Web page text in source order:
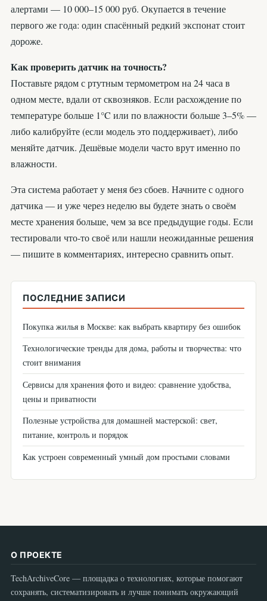
алертами — 10 000–15 000 руб. Окупается в течение
первого же года: один спасённый редкий экспонат стоит
дороже.
Как проверить датчик на точность?
Поставьте рядом с ртутным термометром на 24 часа в
одном месте, вдали от сквозняков. Если расхождение по
температуре больше 1°C или по влажности больше 3–5% —
либо калибруйте (если модель это поддерживает), либо
меняйте датчик. Дешёвые модели часто врут именно по
влажности.
Эта система работает у меня без сбоев. Начните с одного
датчика — и уже через неделю вы будете знать о своём
месте хранения больше, чем за все предыдущие годы. Если
тестировали что-то своё или нашли неожиданные решения
— пишите в комментариях, интересно сравнить опыт.
ПОСЛЕДНИЕ ЗАПИСИ
Покупка жилья в Москве: как выбрать квартиру без ошибок
Технологические тренды для дома, работы и творчества: что
стоит внимания
Сервисы для хранения фото и видео: сравнение удобства,
цены и приватности
Полезные устройства для домашней мастерской: свет,
питание, контроль и порядок
Как устроен современный умный дом простыми словами
О ПРОЕКТЕ
TechArchiveCore — площадка о технологиях, которые помогают
сохранять, систематизировать и лучше понимать окружающий